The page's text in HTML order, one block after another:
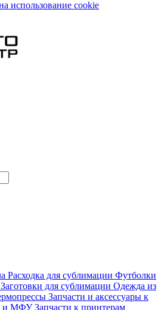
использование cookie
Расходка для сублимации Футболки
Заготовки для сублимации Одежда из
Запчасти и аксессуары к
и МФУЗапчасти к принтерам